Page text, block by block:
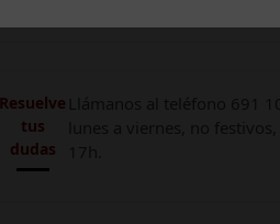
Resuelve
tus
dudas